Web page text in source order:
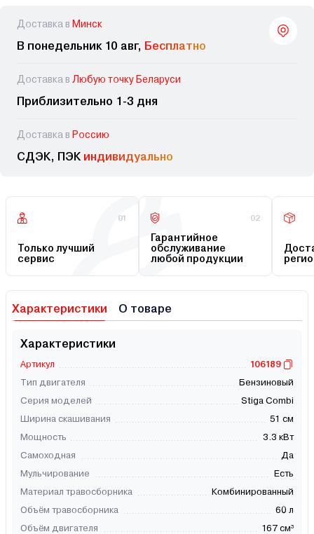
Доставка в Минск
В понедельник 10 авг, Бесплатно
Доставка в Любую точку Беларуси
Приблизительно 1-3 дня
Доставка в Россию
СДЭК, ПЭК индивидуально
01
Только лучший
сервис
02
Гарантийное
обслуживание
любой продукции
Характеристики О товаре
Характеристики
Артикул
106189
Тип двигателя
Бензиновый
Серия моделей
Stiga Combi
Ширина скашивания
51 см
Мощность
3.3 кВт
Самоходная
Да
Мульчирование
Есть
Материал травосборника
Комбинированный
Объём травосборника
60 л
Объём двигателя
167 см³